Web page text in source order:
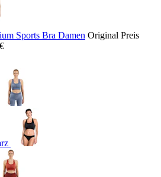
Sports Bra Damen Original Preis